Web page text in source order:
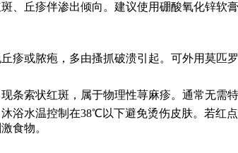
、丘疹伴渗出倾向。建议使用硼酸氧化锌
疹或脓疱，多由搔抓破溃引起。可外用莫匹
条索状红斑，属于物理性荨麻疹。通常无需
浴水温控制在38℃以下避免烫伤皮肤。若红
食物。